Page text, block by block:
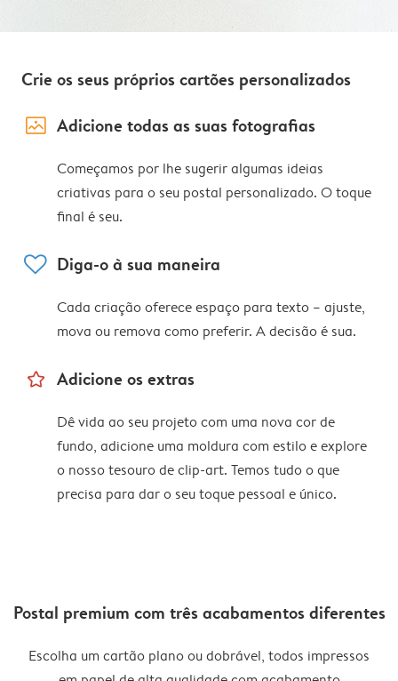
Crie os seus próprios cartões personalizados
image_placeholder Adicione todas as suas fotografias
Começamos por lhe sugerir algumas ideias
criativas para o seu postal personalizado. O toque
final é seu.
heart Diga-o à sua maneira
Cada criação oferece espaço para texto – ajuste,
mova ou remova como preferir. A decisão é sua.
star_outline Adicione os extras
Dê vida ao seu projeto com uma nova cor de
fundo, adicione uma moldura com estilo e explore
o nosso tesouro de clip-art. Temos tudo o que
precisa para dar o seu toque pessoal e único.
Postal premium com três acabamentos diferentes
Escolha um cartão plano ou dobrável, todos impressos